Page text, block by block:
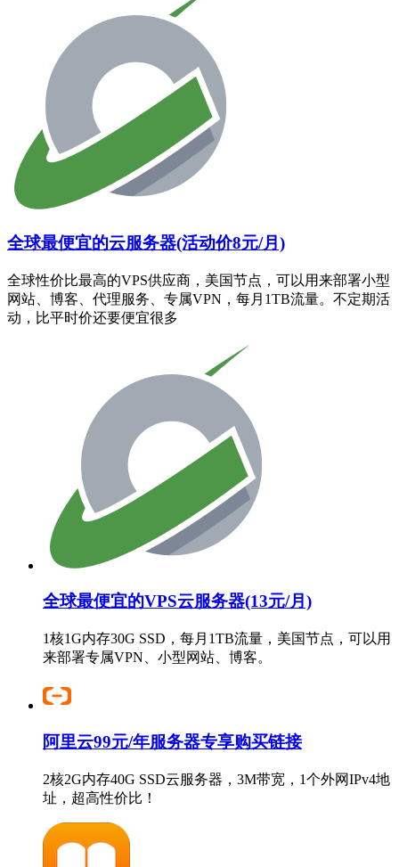
全球最便宜的云服务器(活动价8元/月)
全球性价比最高的VPS供应商，美国节点，可以用来部署小型
网站、博客、代理服务、专属VPN，每月1TB流量。不定期活
动，比平时价还要便宜很多
全球最便宜的VPS云服务器(13元/月)
1核1G内存30G SSD，每月1TB流量，美国节点，可以用
来部署专属VPN、小型网站、博客。
阿里云99元/年服务器专享购买链接
2核2G内存40G SSD云服务器，3M带宽，1个外网IPv4地
址，超高性价比！